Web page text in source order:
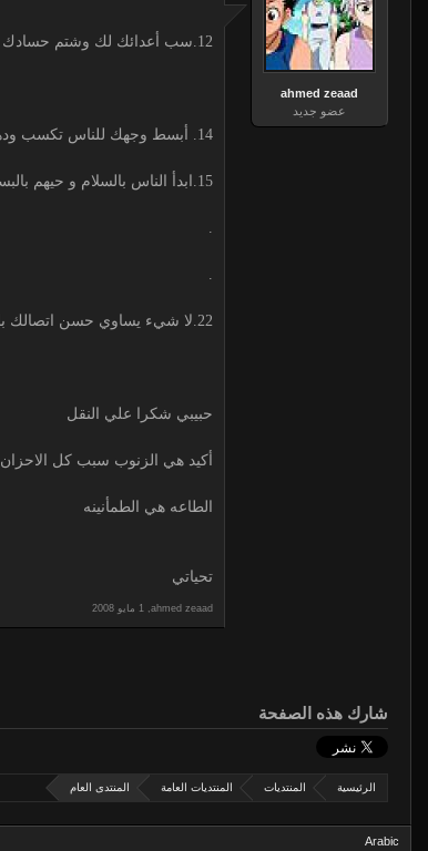
ahmed zeaad
عضو جديد
12.سب أعدائك لك وشتم حسادك يساوي قيمتك لأنك أصبحت شيئا ً مذكورا ًورجلاً مهماً.
14. أبسط وجهك للناس تكسب ودهم, وألن لهم الكلام يحبوك, وتواضع لهم يجلوك.
15.ابدأ الناس بالسلام و حيهم بالبسمة وأعرهم الاهتمام لتكن حبيباً إلى قلوبهم قريباً منهم.
.
.
22.لا شيء يساوي حسن اتصالك بالله.
حبيبي شكرا علي النقل
أكيد هي الزنوب سبب كل الاحزان
الطاعه هي الطمأنينه
تحياتي
ahmed zeaad
,
شارك هذه الصفحة
الرئيسية المنتديات المنتديات العامة المنتدى العام
Arabic